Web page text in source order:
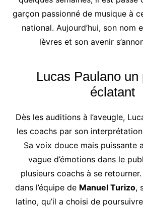
garçon passionné de musique à
national. Aujourd’hui, son nom
lèvres et son avenir
Lucas Paulano un
éclatant
Dès les auditions à l’aveugle,
les coachs par son
Sa voix douce mais puissante
vague d’émotions dans le
plusieurs coachs à se retourner.
dans l’équipe de Manuel Turizo,
latino, qu’il a choisi de